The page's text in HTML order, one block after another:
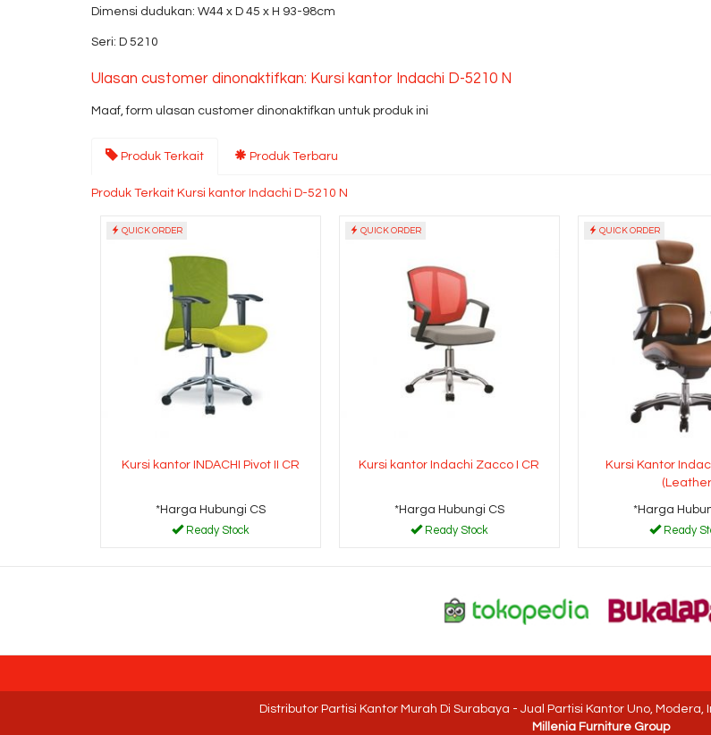
Dimensi dudukan: W44 x D 45 x H 93-98cm
Seri: D 5210
Ulasan customer dinonaktifkan: Kursi kantor Indachi D-5210 N
Maaf, form ulasan customer dinonaktifkan untuk produk ini
Produk Terkait Produk Terbaru
Produk Terkait Kursi kantor Indachi D-5210 N
QUICK ORDER
Kursi kantor INDACHI Pivot II CR
*Harga Hubungi CS
Ready Stock
QUICK ORDER
Kursi kantor Indachi Zacco I CR
*Harga Hubungi CS
Ready Stock
QUICK ORDER
Kursi Kantor
*Harga
Ready
Distributor Partisi Kantor Murah Di Surabaya - Jual Partisi Kantor Uno, Modera,
Millenia Furniture Group